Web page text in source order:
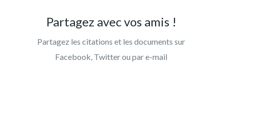
Partagez avec vos amis !
Partagez les citations et les documents sur
Facebook, Twitter ou par e-mail